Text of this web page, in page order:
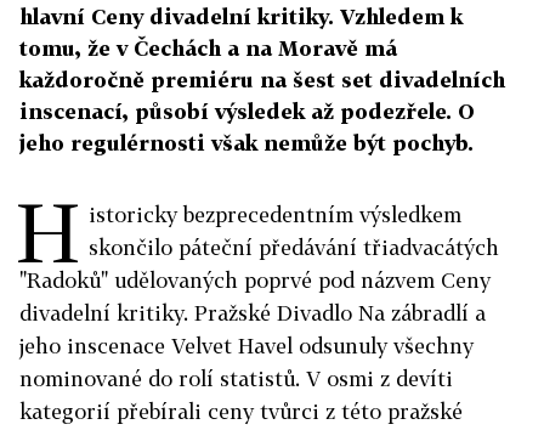
hlavní Ceny divadelní kritiky. Vzhledem k
tomu, že v Čechách a na Moravě má
každoročně premiéru na šest set divadelních
inscenací, působí výsledek až podezřele. O
jeho regulérnosti však nemůže být pochyb.
H istoricky bezprecedentním výsledkem
skončilo páteční předávání třiadvacátých
"Radoků" udělovaných poprvé pod názvem Ceny
divadelní kritiky. Pražské Divadlo Na zábradlí a
jeho inscenace Velvet Havel odsunuly všechny
nominované do rolí statistů. V osmi z devíti
kategorií přebírali ceny tvůrci z této pražské